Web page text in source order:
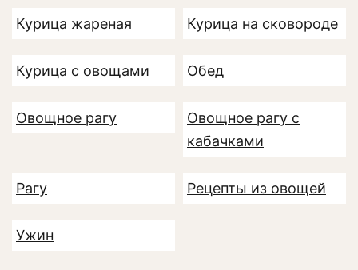
Курица жареная Курица на сковороде
Курица с овощами Обед
Овощное рагу
Овощное рагу с
кабачками
Рагу Рецепты из овощей
Ужин